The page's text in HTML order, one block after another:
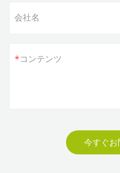
会社名
コンテンツ
今すぐ